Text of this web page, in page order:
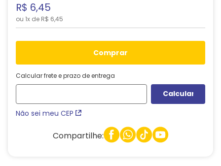
R$ 6,45
ou 1x de R$ 6,45
comprar
Calcular frete e prazo de entrega
Não sei meu CEP
Compartilhe: